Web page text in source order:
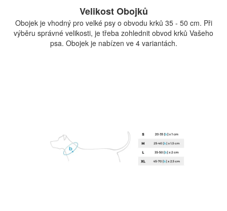
Velikost Obojků
Obojek je vhodný pro velké psy o obvodu krků 35 - 50 cm. Při
výběru správné velikosti, je třeba zohlednit obvod krků Vašeho
psa. Obojek je nabízen ve 4 variantách.